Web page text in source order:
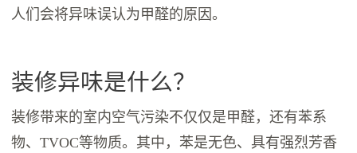
人们会将异味误认为甲醛的原因。
装修异味是什么？
装修带来的室内空气污染不仅仅是甲醛，还有苯系
物、TVOC等物质。其中，苯是无色、具有强烈芳香